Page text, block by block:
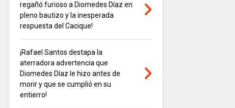
regañó furioso a Diomedes Díaz en
pleno bautizo y la inesperada
respuesta del Cacique!
¡Rafael Santos destapa la
aterradora advertencia que
Diomedes Díaz le hizo antes de
morir y que se cumplió en su
entierro!